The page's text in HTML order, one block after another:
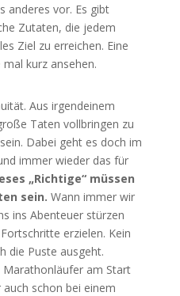
anderes vor. Es gibt
Zutaten, die jedem
Ziel zu erreichen. Eine
kurz ansehen.
Aus irgendeinem
Taten vollbringen zu
Dabei geht es doch im
immer wieder das für
„Richtige“ müssen
sein. Wann immer wir
ins Abenteuer stürzen
erzielen. Kein
die Puste ausgeht.
Marathonläufer am Start
schon bei einem